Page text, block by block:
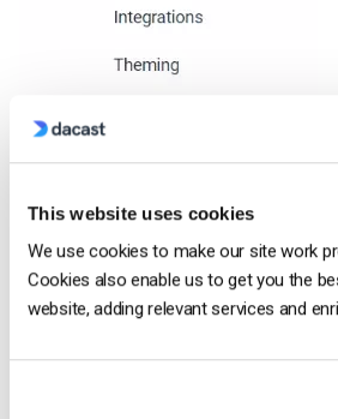
This website uses cookies
We use cookies to make our site work
Cookies also enable us to get you the
website, adding relevant services and
seulement choisir le préréglage